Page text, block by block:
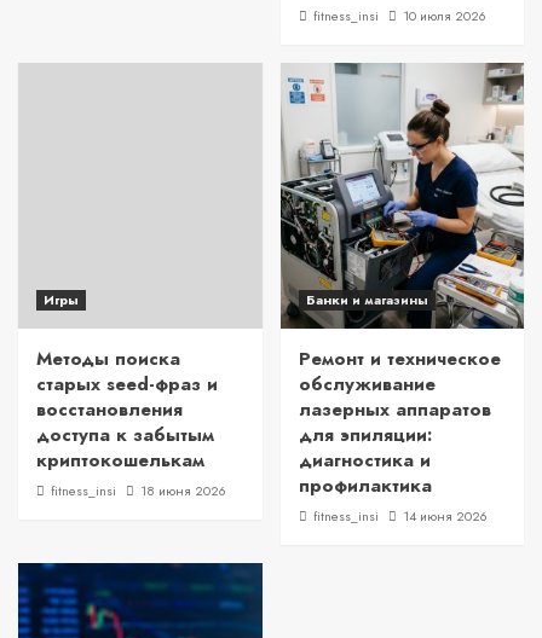
fitness_insi 10 июля 2026
Игры
Методы поиска
старых seed-фраз и
восстановления
доступа к забытым
криптокошелькам
fitness_insi 18 июня 2026
Банки и магазины
Ремонт и техническое
обслуживание
лазерных аппаратов
для эпиляции:
диагностика и
профилактика
fitness_insi 14 июня 2026